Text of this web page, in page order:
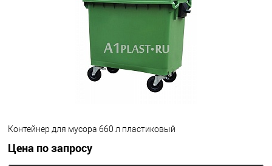
Контейнер для мусора 660 л пластиковый
Цена по запросу